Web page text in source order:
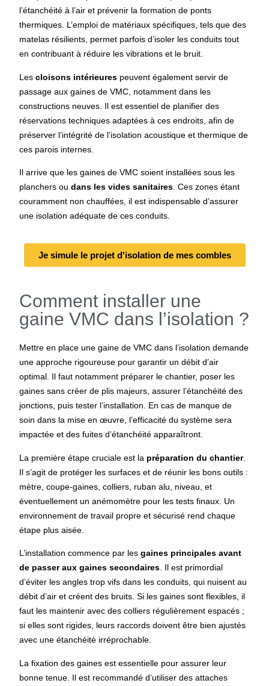
l’étanchéité à l’air et prévenir la formation de ponts
thermiques. L’emploi de matériaux spécifiques, tels que des
matelas résilients, permet parfois d’isoler les conduits tout
en contribuant à réduire les vibrations et le bruit.
Lescloisons intérieures peuvent également servir de
passage aux gaines de VMC, notamment dans les
constructions neuves. Il est essentiel de planifier des
réservations techniques adaptées à ces endroits, afin de
préserver l’intégrité de l’isolation acoustique et thermique de
ces parois internes.
Il arrive que les gaines de VMC soient installées sous les
planchers oudans les vides sanitaires . Ces zones étant
couramment non chauffées, il est indispensable d’assurer
une isolation adéquate de ces conduits.
Je simule le projet d'isolation de mes combles
Comment installer une
gaine VMC dans l’isolation ?
Mettre en place une gaine de VMC dans l’isolation demande
une approche rigoureuse pour garantir un débit d’air
optimal. Il faut notamment préparer le chantier, poser les
gaines sans créer de plis majeurs, assurer l’étanchéité des
jonctions, puis tester l’installation. En cas de manque de
soin dans la mise en œuvre, l’efficacité du système sera
impactée et des fuites d’étanchéité apparaîtront.
La première étape cruciale est la préparation du chantier.
Il s’agit de protéger les surfaces et de réunir les bons outils :
mètre, coupe-gaines, colliers, ruban alu, niveau, et
éventuellement un anémomètre pour les tests finaux. Un
environnement de travail propre et sécurisé rend chaque
étape plus aisée.
L’installation commence par lesgaines principales avant
de passer aux gaines secondaires . Il est primordial
d’éviter les angles trop vifs dans les conduits, qui nuisent au
débit d’air et créent des bruits. Si les gaines sont flexibles, il
faut les maintenir avec des colliers régulièrement espacés ;
si elles sont rigides, leurs raccords doivent être bien ajustés
avec une étanchéité irréprochable.
La fixation des gaines est essentielle pour assurer leur
bonne tenue. Il est recommandé d’utiliser des attaches